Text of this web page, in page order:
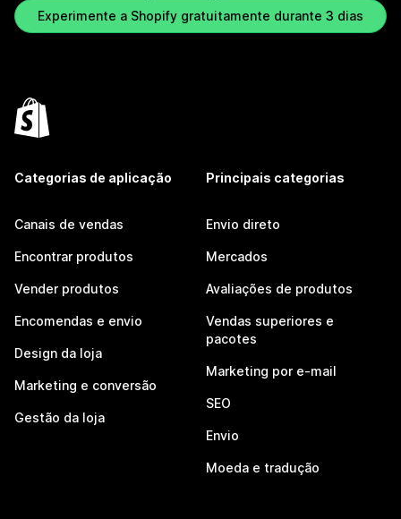
Experimente a Shopify gratuitamente durante 3 dias
Categorias de aplicação
Canais de vendas
Encontrar produtos
Vender produtos
Encomendas e envio
Design da loja
Marketing e conversão
Gestão da loja
Principais categorias
Envio direto
Mercados
Avaliações de produtos
Vendas superiores e
pacotes
Marketing por e-mail
SEO
Envio
Moeda e tradução